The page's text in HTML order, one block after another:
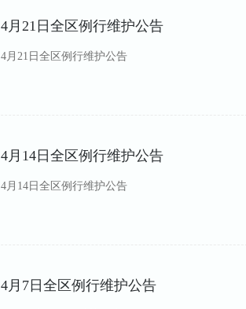
4月21日全区例行维护公告
4月21日全区例行维护公告
4月14日全区例行维护公告
4月14日全区例行维护公告
4月7日全区例行维护公告